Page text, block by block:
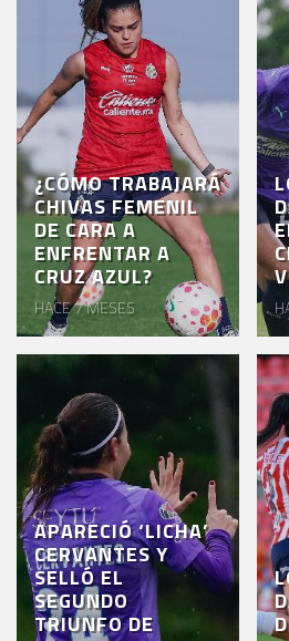
¿CÓMO TRABAJARÁ
CHIVAS FEMENIL
DE CARA A
ENFRENTAR A
CRUZ AZUL?
HACE 7 MESES
APARECIÓ ‘LICHA’
CERVANTES Y
SELLÓ EL
SEGUNDO
TRIUNFO DE